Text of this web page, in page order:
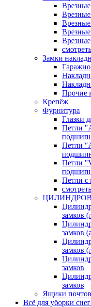
Замки
Прочие
Крепёж
Фурнитура
Глазки
Петли
Петли
Петли
Петли с
замков
замков
замков
замков
замков
Ящики
Всё для уборки